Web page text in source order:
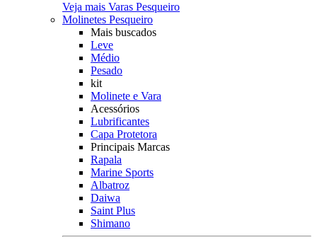
Veja mais Varas Pesqueiro
Molinetes Pesqueiro
Mais buscados
Leve
Médio
Pesado
kit
Molinete e Vara
Acessórios
Lubrificantes
Capa Protetora
Principais Marcas
Rapala
Marine Sports
Albatroz
Daiwa
Saint Plus
Shimano